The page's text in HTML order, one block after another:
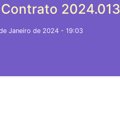
2024.013
Janeiro de 2024 - 19:03